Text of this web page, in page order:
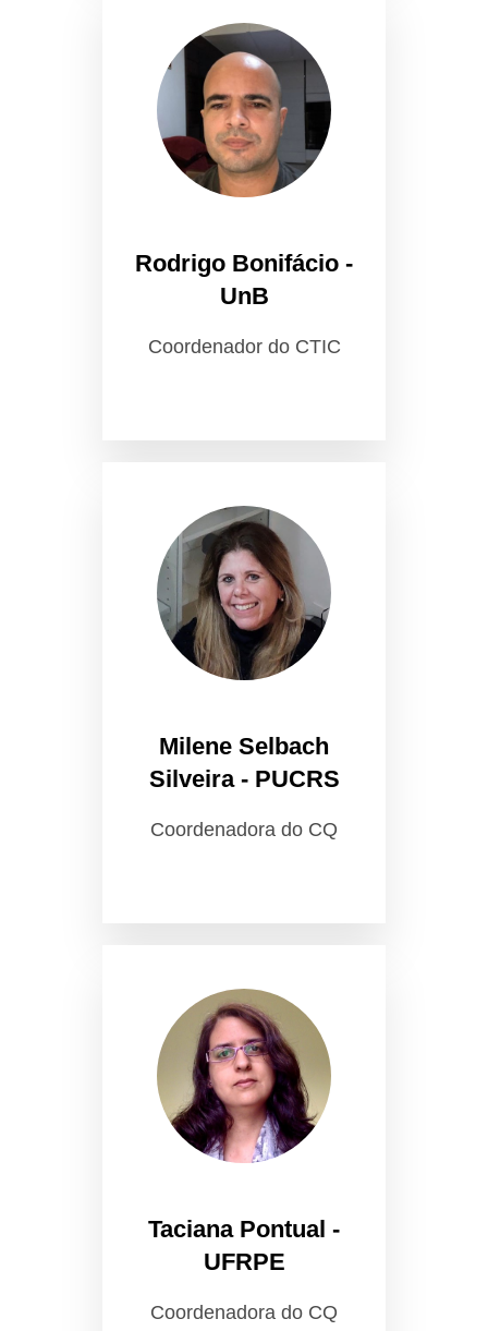
Rodrigo Bonifácio -
UnB
Coordenador do CTIC
Milene Selbach
Silveira - PUCRS
Coordenadora do CQ
Taciana Pontual -
UFRPE
Coordenadora do CQ